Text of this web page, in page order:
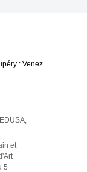
: Venez
et
5